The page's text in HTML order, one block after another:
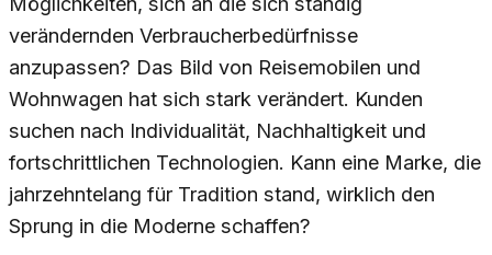
verändernden Verbraucherbedürfnisse
anzupassen? Das Bild von Reisemobilen und
Wohnwagen hat sich stark verändert. Kunden
suchen nach Individualität, Nachhaltigkeit und
fortschrittlichen Technologien. Kann eine Marke, die
jahrzehntelang für Tradition stand, wirklich den
Sprung in die Moderne schaffen?